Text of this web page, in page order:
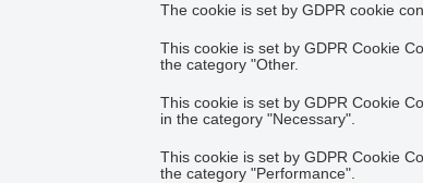
The cookie is set by GDPR cookie
This cookie is set by GDPR Cookie
the category "Other.
This cookie is set by GDPR Cookie
in the category "Necessary".
This cookie is set by GDPR Cookie
the category "Performance".